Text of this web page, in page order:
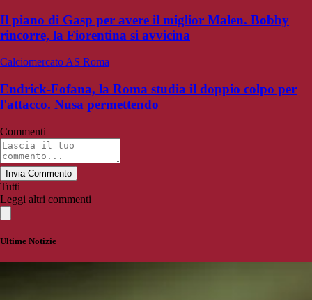
Il piano di Gasp per avere il miglior Malen. Bobby
rincorre, la Fiorentina si avvicina
Calciomercato AS Roma
Endrick-Fofana, la Roma studia il doppio colpo per
l'attacco. Nusa permettendo
Commenti
Invia Commento
Tutti
Leggi altri commenti
Ultime Notizie